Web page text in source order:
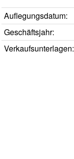
Auflegungsdatum:
Geschäftsjahr:
Verkaufsunterlagen: